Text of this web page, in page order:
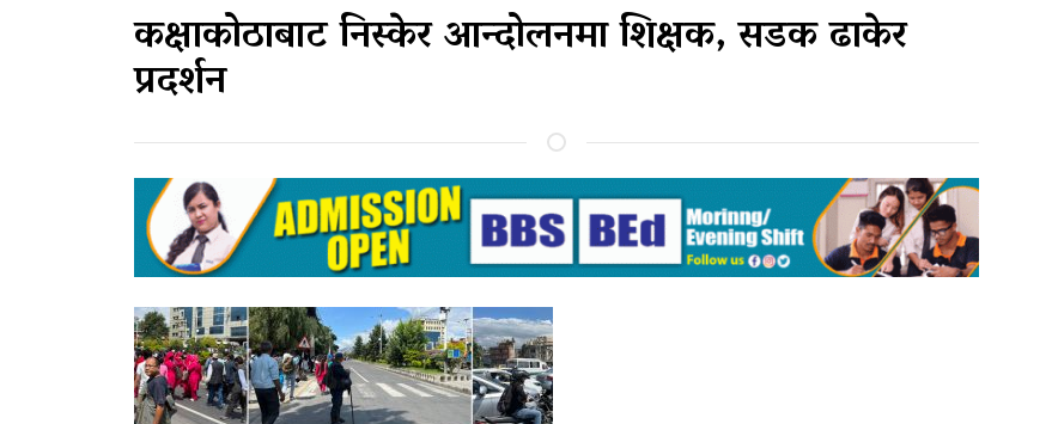
कक्षाकोठाबाट निस्केर आन्दोलनमा शिक्षक, सडक ढाकेर
प्रदर्शन